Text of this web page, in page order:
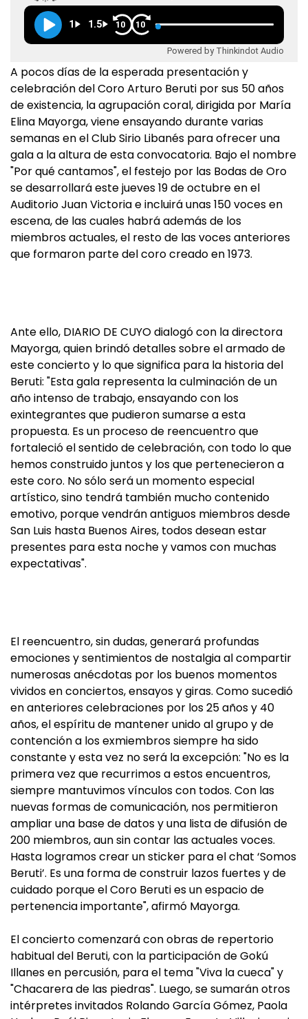
1 1.5 10 10
Powered by Thinkindot Audio
A pocos días de la esperada presentación y
celebración del Coro Arturo Beruti por sus 50 años
de existencia, la agrupación coral, dirigida por María
Elina Mayorga, viene ensayando durante varias
semanas en el Club Sirio Libanés para ofrecer una
gala a la altura de esta convocatoria. Bajo el nombre
"Por qué cantamos", el festejo por las Bodas de Oro
se desarrollará este jueves 19 de octubre en el
Auditorio Juan Victoria e incluirá unas 150 voces en
escena, de las cuales habrá además de los
miembros actuales, el resto de las voces anteriores
que formaron parte del coro creado en 1973.
Ante ello, DIARIO DE CUYO dialogó con la directora
Mayorga, quien brindó detalles sobre el armado de
este concierto y lo que significa para la historia del
Beruti: "Esta gala representa la culminación de un
año intenso de trabajo, ensayando con los
exintegrantes que pudieron sumarse a esta
propuesta. Es un proceso de reencuentro que
fortaleció el sentido de celebración, con todo lo que
hemos construido juntos y los que pertenecieron a
este coro. No sólo será un momento especial
artístico, sino tendrá también mucho contenido
emotivo, porque vendrán antiguos miembros desde
San Luis hasta Buenos Aires, todos desean estar
presentes para esta noche y vamos con muchas
expectativas".
El reencuentro, sin dudas, generará profundas
emociones y sentimientos de nostalgia al compartir
numerosas anécdotas por los buenos momentos
vividos en conciertos, ensayos y giras. Como sucedió
en anteriores celebraciones por los 25 años y 40
años, el espíritu de mantener unido al grupo y de
contención a los exmiembros siempre ha sido
constante y esta vez no será la excepción: "No es la
primera vez que recurrimos a estos encuentros,
siempre mantuvimos vínculos con todos. Con las
nuevas formas de comunicación, nos permitieron
ampliar una base de datos y una lista de difusión de
200 miembros, aun sin contar las actuales voces.
Hasta logramos crear un sticker para el chat ‘Somos
Beruti’. Es una forma de construir lazos fuertes y de
cuidado porque el Coro Beruti es un espacio de
pertenencia importante", afirmó Mayorga.
El concierto comenzará con obras de repertorio
habitual del Beruti, con la participación de Gokú
Illanes en percusión, para el tema "Viva la cueca" y
"Chacarera de las piedras". Luego, se sumarán otros
intérpretes invitados Rolando García Gómez, Paola